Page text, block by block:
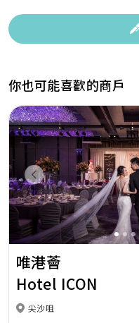
你也可能喜歡的商戶
Previous
唯港薈
Hotel ICON
尖沙咀